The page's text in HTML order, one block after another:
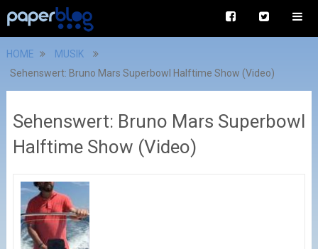
HOME
MUSIK
Sehenswert: Bruno Mars Superbowl Halftime Show (Video)
Sehenswert: Bruno Mars Superbowl
Halftime Show (Video)